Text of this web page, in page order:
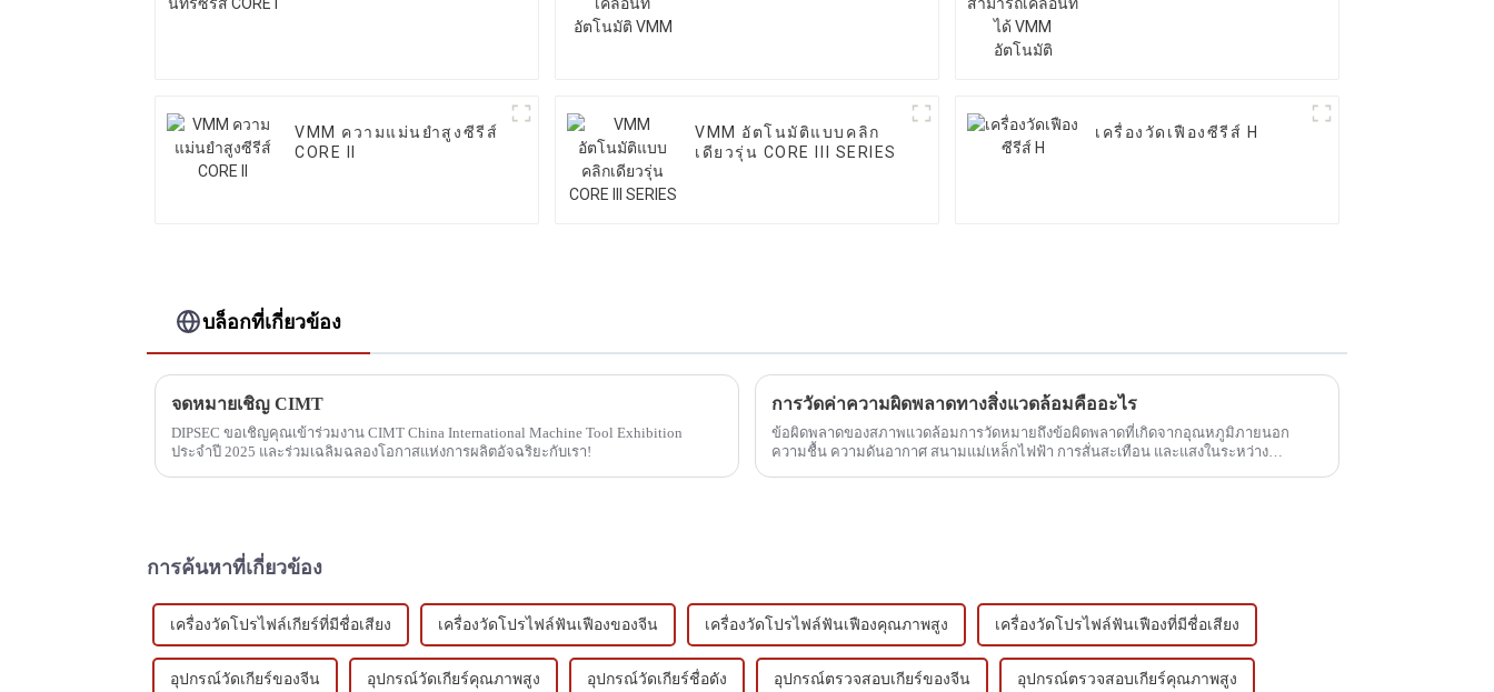
VMM ความแม่นยำสูงซีรีส์
CORE II
VMM อัตโนมัติแบบคลิก
เดียวรุ่น CORE III SERIES
เครื่องวัดเฟืองซีรีส์ H
บล็อกที่เกี่ยวข้อง
จดหมายเชิญ CIMT
DIPSEC ขอเชิญคุณเข้าร่วมงาน CIMT China International Machine Tool Exhibition
ประจำปี 2025 และร่วมเฉลิมฉลองโอกาสแห่งการผลิตอัจฉริยะกับเรา!
การวัดค่าความผิดพลาดทางสิ่งแวดล้อมคืออะไร
ข้อผิดพลาดของสภาพแวดล้อมการวัดหมายถึงข้อผิดพลาดที่เกิดจากอุณหภูมิภายนอก
ความชื้น ความดันอากาศ สนามแม่เหล็กไฟฟ้า การสั่นสะเทือน และแสงในระหว่าง
การค้นหาที่เกี่ยวข้อง
เครื่องวัดโปรไฟล์เกียร์ที่มีชื่อเสียง เครื่องวัดโปรไฟล์ฟันเฟืองของจีน เครื่องวัดโปรไฟล์ฟันเฟืองคุณภาพสูง เครื่องวัดโปรไฟล์ฟันเฟืองที่มีชื่อเสียง
อุปกรณ์วัดเกียร์ของจีน อุปกรณ์วัดเกียร์คุณภาพสูง อุปกรณ์วัดเกียร์ชื่อดัง อุปกรณ์ตรวจสอบเกียร์ของจีน อุปกรณ์ตรวจสอบเกียร์คุณภาพสูง